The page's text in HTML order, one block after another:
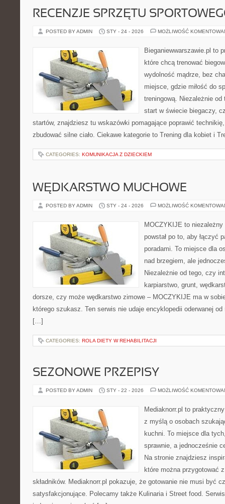
RECENZJE SPRZĘTU
POSTED BY ADMIN STY - 24 - 2026 MOŻLIWOŚĆ
Bieganiewwarszawie.pl to
które chcą trenować
wydolność mądrze, bez
miejsce, gdzie miłość do
treningową. Niezależnie
start w świecie biegaczy,
startów, znajdziesz tu wskazówki pomagające poprawić
zbudować silne ciało. Ciekawe kategorie to Trening dla kobiet i
CATEGORIES: KOMUNIKACJA Z DZIECKIEM
WĘDKARSTWO MUCHOWE
POSTED BY ADMIN STY - 24 - 2026 MOŻLIWOŚĆ
MOCZYKIJE to
powstał po to, aby łączyć
poradami. To miejsce dla
nad brzegiem, ale
Niezależnie od tego, czy
karpiarstwo, grunt,
dorsze, czy może wędkarstwo zimowe – MOCZYKIJE ma w
którego szukasz. Ten serwis nie udaje encyklopedii oderwanej
[…]
CATEGORIES: ROLA DIETY W REHABILITACJI
SEZONOWE PRZEPISY
POSTED BY ADMIN STY - 22 - 2026 MOŻLIWOŚĆ
Mediaknorr.pl to
z myślą o osobach
kuchni. To miejsce dla
sprawnie, a jednocześnie
Na stronie znajdziesz
które można przygotować
składników. Mediaknorr.pl pokazuje, że gotowanie nie musi być
satysfakcjonujące. Polecamy także Kulinaria i Street food.